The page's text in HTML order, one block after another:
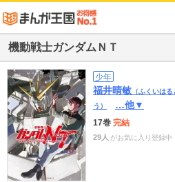
機動戦士ガンダムＮＴ
少年
福井晴敏 （ふくいはる
う）
…他▼
17巻 完結
29人 がお気に入り登録中